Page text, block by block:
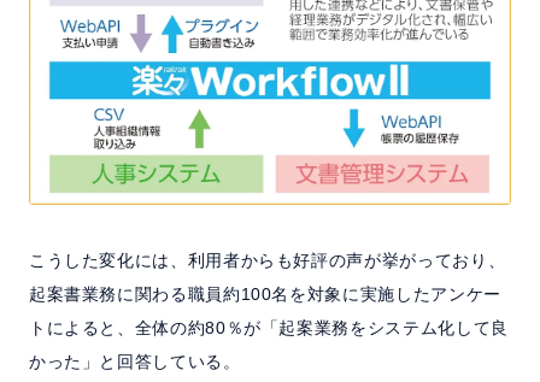
こうした変化には、利用者からも好評の声が挙がっており、
起案書業務に関わる職員約100名を対象に実施したアンケー
トによると、全体の約80％が「起案業務をシステム化して良
かった」と回答している。